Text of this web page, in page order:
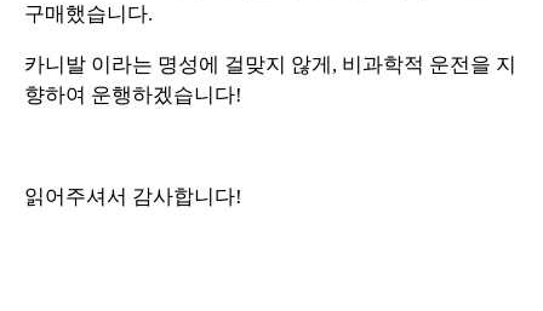
구매했습니다.
카니발 이라는 명성에 걸맞지 않게, 비과학적 운전을 지
향하여 운행하겠습니다!
읽어주셔서 감사합니다!